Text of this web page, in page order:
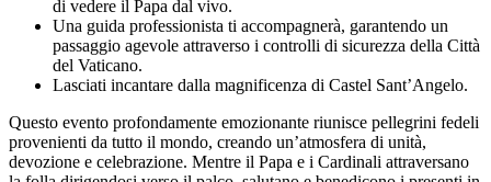
di vedere il Papa dal vivo.
Una guida professionista ti accompagnerà, garantendo un
passaggio agevole attraverso i controlli di sicurezza della Città
del Vaticano.
Lasciati incantare dalla magnificenza di Castel Sant’Angelo.
Questo evento profondamente emozionante riunisce pellegrini fedeli
provenienti da tutto il mondo, creando un’atmosfera di unità,
devozione e celebrazione. Mentre il Papa e i Cardinali attraversano